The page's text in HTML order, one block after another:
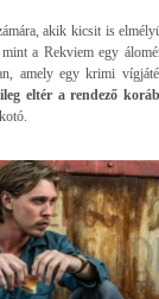
akik kicsit is
a Rekviem egy
amely egy krimi
eltér a rendező